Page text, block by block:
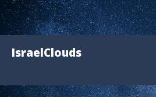
IsraelClouds